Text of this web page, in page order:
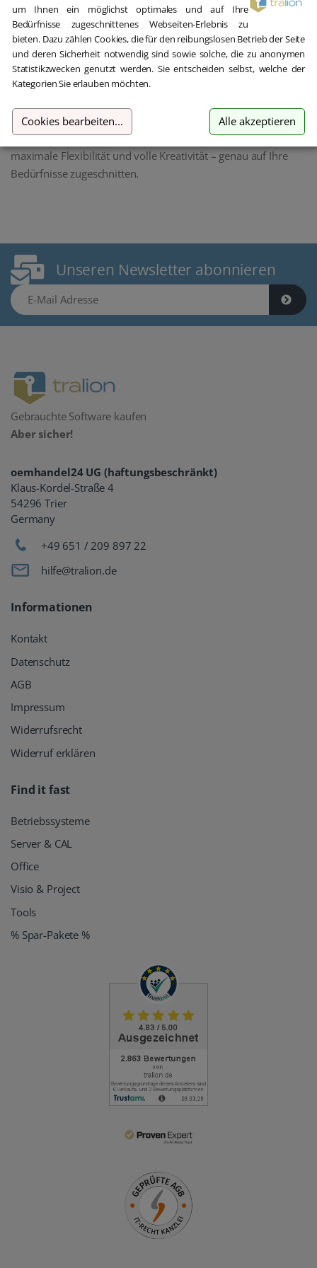
Einfache Erstellung professioneller Layouts
Vielseitige Vorlagen und Gestaltungsmöglichkeiten
Mit einer Einzellizenz von Microsoft Publisher sichern Sie sich
maximale Flexibilität und volle Kreativität – genau auf Ihre
Bedürfnisse zugeschnitten.
Unseren Newsletter abonnieren
E-Mail Adresse
Gebrauchte Software kaufen
Aber sicher!
oemhandel24 UG (haftungsbeschränkt)
Klaus-Kordel-Straße 4
54296 Trier
Germany
+49 651 / 209 897 22
hilfe@tralion.de
Informationen
Kontakt
Datenschutz
AGB
Impressum
Widerrufsrecht
Widerruf erklären
Find it fast
Betriebssysteme
Server & CAL
Office
Visio & Project
Tools
% Spar-Pakete %
um Ihnen ein möglichst optimales und auf Ihre
Bedürfnisse zugeschnittenes Webseiten-Erlebnis zu
bieten. Dazu zählen Cookies, die für den reibungslosen Betrieb der Seite
und deren Sicherheit notwendig sind sowie solche, die zu anonymen
Statistikzwecken genutzt werden. Sie entscheiden selbst, welche der
Kategorien Sie erlauben möchten.
Cookies bearbeiten... Alle akzeptieren